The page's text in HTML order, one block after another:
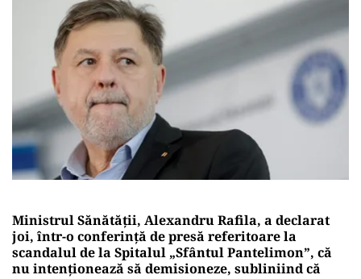
Ministrul Sănătății, Alexandru Rafila, a declarat
joi, într-o conferință de presă referitoare la
scandalul de la Spitalul „Sfântul Pantelimon”, că
nu intenționează să demisioneze, subliniind că